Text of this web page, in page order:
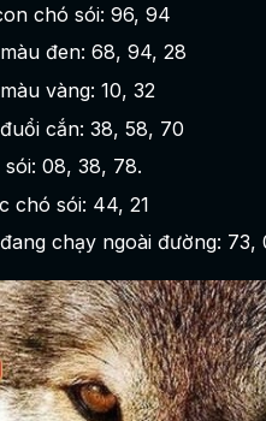
chó sói: 96, 94
đen: 68, 94, 28
vàng: 10, 32
cắn: 38, 58, 70
08, 38, 78.
chó sói: 44, 21
chạy ngoài đường: 73,